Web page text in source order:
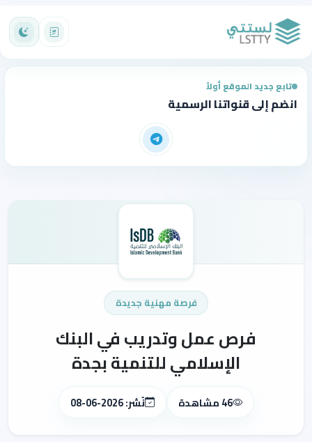
تابع جديد الموقع أولاً
انضم إلى قنواتنا الرسمية
فرصة مهنية جديدة
فرص عمل وتدريب في البنك
الإسلامي للتنمية بجدة
46 مشاهدة نُشر: 2026-06-08